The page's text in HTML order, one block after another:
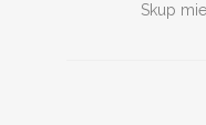
Skup